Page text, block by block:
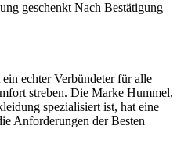
geschenkt Nach Bestätigung
echter Verbündeter für alle
streben. Die Marke Hummel,
spezialisiert ist, hat eine
Anforderungen der Besten